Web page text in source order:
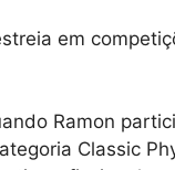
em
Ramon
Classic